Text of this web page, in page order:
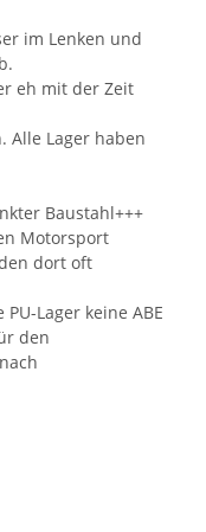
im Lenken und
eh mit der Zeit
Alle Lager haben
Baustahl+++
Motorsport
dort oft
Lager keine ABE
den